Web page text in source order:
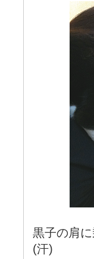
黒子の肩
(汗)